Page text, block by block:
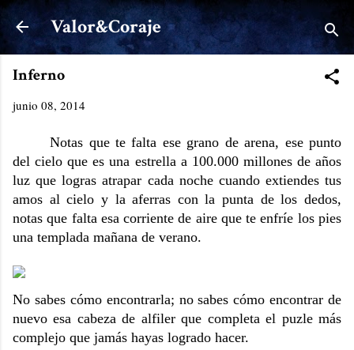
Ir al contenido principal
Valor&Coraje
Inferno
junio 08, 2014
Notas que te falta ese grano de arena, ese punto
del cielo que es una estrella a 100.000 millones de años
luz que logras atrapar cada noche cuando extiendes tus
amos al cielo y la aferras con la punta de los dedos,
notas que falta esa corriente de aire que te enfríe los pies
una templada mañana de verano.
No sabes cómo encontrarla; no sabes cómo encontrar de
nuevo esa cabeza de alfiler que completa el puzle más
complejo que jamás hayas logrado hacer.